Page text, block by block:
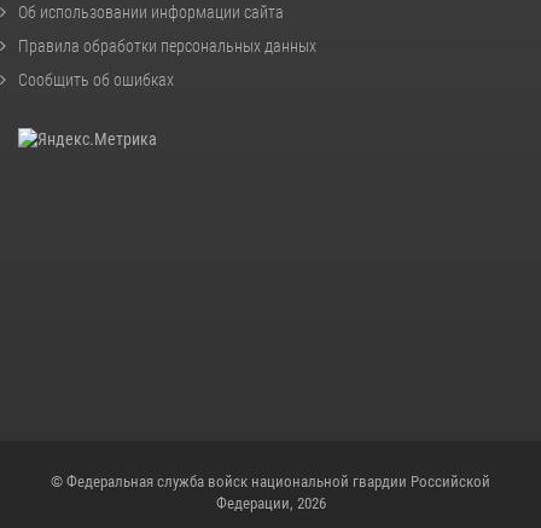
Об использовании информации сайта
Правила обработки персональных данных
Сообщить об ошибках
© Федеральная служба войск национальной гвардии Российской
Федерации, 2026